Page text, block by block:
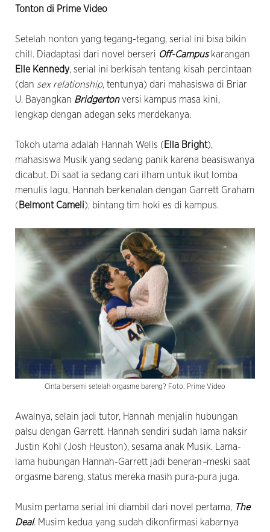
Tonton di Prime Video
Setelah nonton yang tegang-tegang, serial ini bisa bikin
chill. Diadaptasi dari novel berseri Off-Campus karangan
Elle Kennedy, serial ini berkisah tentang kisah percintaan
(dan sex relationship, tentunya) dari mahasiswa di Briar
U. Bayangkan Bridgertonversi kampus masa kini,
lengkap dengan adegan seks merdekanya.
Tokoh utama adalah Hannah Wells (Ella Bright),
mahasiswa Musik yang sedang panik karena beasiswanya
dicabut. Di saat ia sedang cari ilham untuk ikut lomba
menulis lagu, Hannah berkenalan dengan Garrett Graham
(Belmont Cameli), bintang tim hoki es di kampus.
Cinta bersemi setelah orgasme bareng? Foto: Prime Video
Awalnya, selain jadi tutor, Hannah menjalin hubungan
palsu dengan Garrett. Hannah sendiri sudah lama naksir
Justin Kohl (Josh Heuston), sesama anak Musik. Lama-
lama hubungan Hannah-Garrett jadi beneran–meski saat
orgasme bareng, status mereka masih pura-pura juga.
Musim pertama serial ini diambil dari novel pertama, The
Deal. Musim kedua yang sudah dikonfirmasi kabarnya